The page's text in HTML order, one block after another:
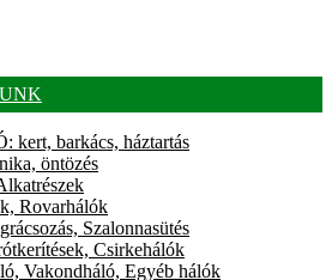
barkács, háztartás
öntözés
Rovarhálók
Szalonnasütés
Csirkehálók
Vakondháló, Egyéb hálók